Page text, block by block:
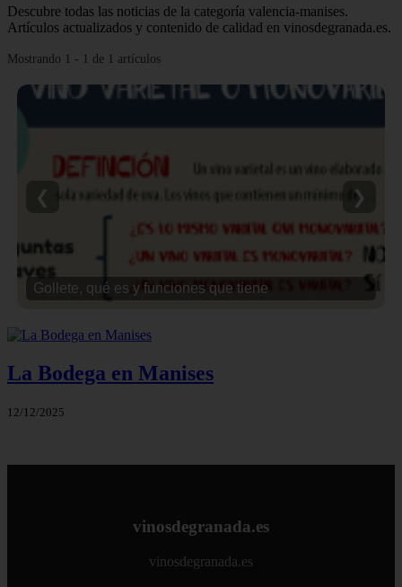
Descubre todas las noticias de la categoría valencia-manises.
Artículos actualizados y contenido de calidad en vinosdegranada.es.
Mostrando 1 - 1 de 1 artículos
Gollete, qué es y funciones que tiene
❮ ❯
La Bodega en Manises
12/12/2025
vinosdegranada.es
vinosdegranada.es